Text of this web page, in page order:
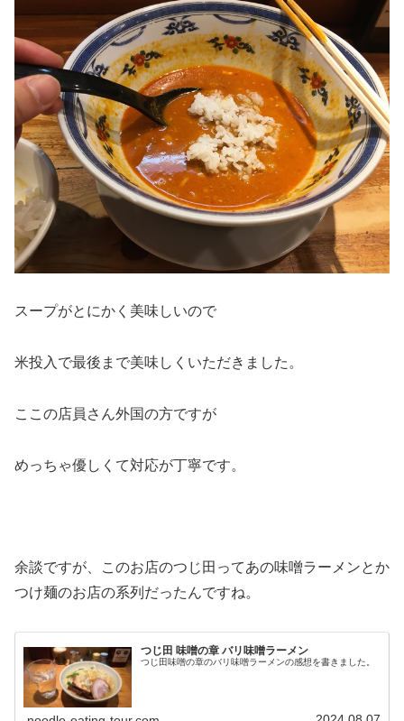
スープがとにかく美味しいので
米投入で最後まで美味しくいただきました。
ここの店員さん外国の方ですが
めっちゃ優しくて対応が丁寧です。
余談ですが、このお店のつじ田ってあの味噌ラーメンとか
つけ麺のお店の系列だったんですね。
つじ田 味噌の章 バリ味噌ラーメン
つじ田味噌の章のバリ味噌ラーメンの感想を書きました。